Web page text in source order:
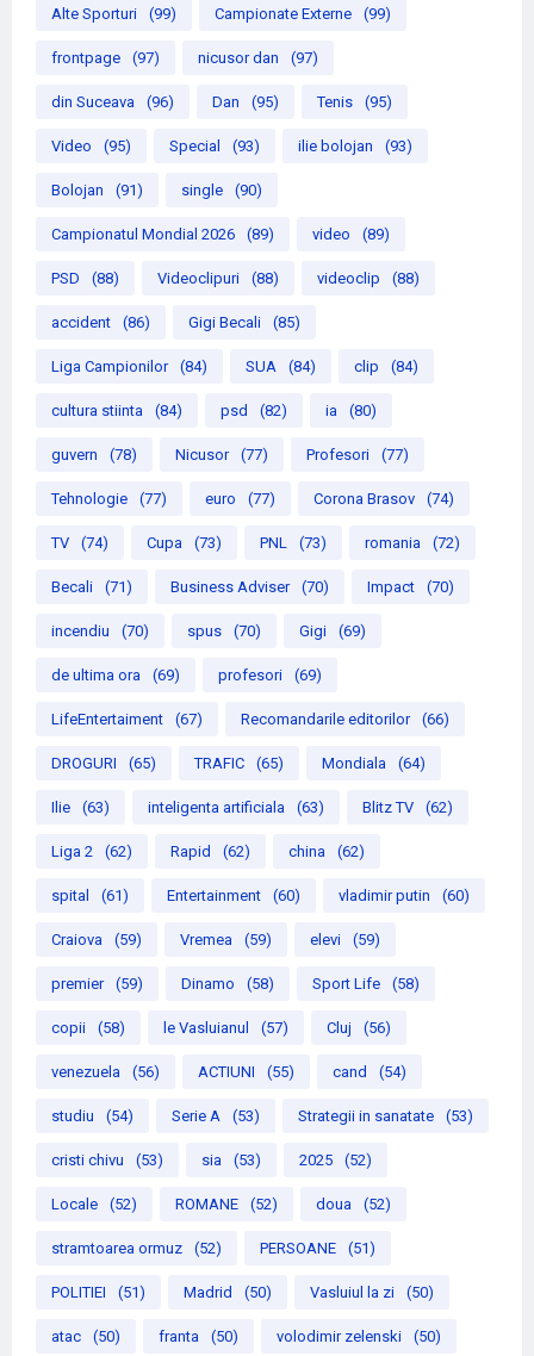
Alte Sporturi (99) Campionate Externe (99)
frontpage (97) nicusor dan (97)
din Suceava (96) Dan (95) Tenis (95)
Video (95) Special (93) ilie bolojan (93)
Bolojan (91) single (90)
Campionatul Mondial 2026 (89) video (89)
PSD (88) Videoclipuri (88) videoclip (88)
accident (86) Gigi Becali (85)
Liga Campionilor (84) SUA (84) clip (84)
cultura stiinta (84) psd (82) ia (80)
guvern (78) Nicusor (77) Profesori (77)
Tehnologie (77) euro (77) Corona Brasov (74)
TV (74) Cupa (73) PNL (73) romania (72)
Becali (71) Business Adviser (70) Impact (70)
incendiu (70) spus (70) Gigi (69)
de ultima ora (69) profesori (69)
LifeEntertaiment (67) Recomandarile editorilor (66)
DROGURI (65) TRAFIC (65) Mondiala (64)
Ilie (63) inteligenta artificiala (63) Blitz TV (62)
Liga 2 (62) Rapid (62) china (62)
spital (61) Entertainment (60) vladimir putin (60)
Craiova (59) Vremea (59) elevi (59)
premier (59) Dinamo (58) Sport Life (58)
copii (58) le Vasluianul (57) Cluj (56)
venezuela (56) ACTIUNI (55) cand (54)
studiu (54) Serie A (53) Strategii in sanatate (53)
cristi chivu (53) sia (53) 2025 (52)
Locale (52) ROMANE (52) doua (52)
stramtoarea ormuz (52) PERSOANE (51)
POLITIEI (51) Madrid (50) Vasluiul la zi (50)
atac (50) franta (50) volodimir zelenski (50)